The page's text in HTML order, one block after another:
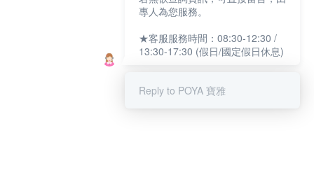
專人為您服務。
★客服服務時間：08:30-12:30 /
13:30-17:30 (假日/國定假日休息)
Reply to POYA 寶雅